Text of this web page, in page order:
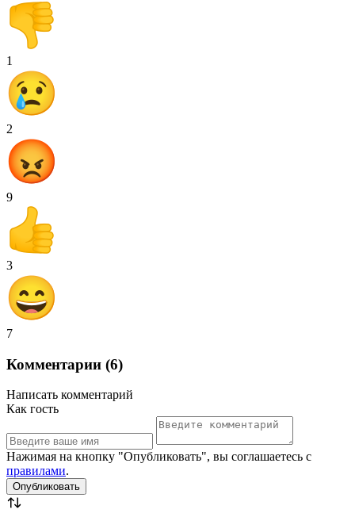
1
2
9
3
7
Комментарии (6)
Написать комментарий
Как гость
Нажимая на кнопку "Опубликовать", вы соглашаетесь с
правилами.